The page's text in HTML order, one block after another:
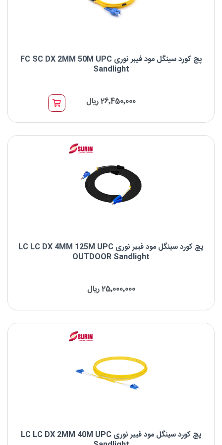
پچ کورد سینگل مود فیبر نوری FC SC DX 2MM 50M UPC
Sandlight
برند: Sandlight
نوع کانکتور: FC UPC to SC UPC
نوع فیبر: OS2 9/125μm
26٬450٬000 ریال
پچ کورد سینگل مود فیبر نوری LC LC DX 4MM 125M UPC
OUTDOOR Sandlight
Sandlight
نوع کانکتور : LC UPC to LC UPC
25٬000٬000 ریال
پچ کورد سینگل مود فیبر نوری LC LC DX 2MM 40M UPC